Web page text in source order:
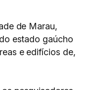
de Marau,
estado gaúcho
e edifícios de,